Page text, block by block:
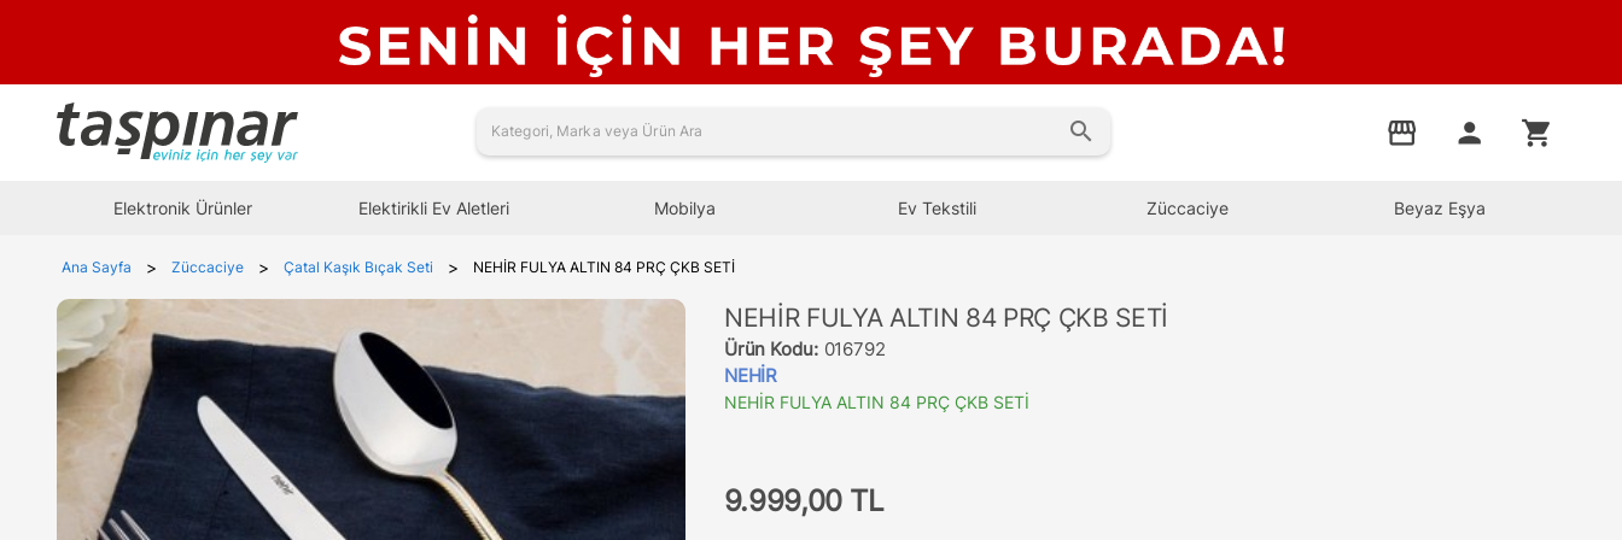
search storefront person shopping_cart
Elektronik Ürünler Elektirikli Ev Aletleri Mobilya Ev Tekstili Züccaciye Beyaz Eşya
Ana Sayfa > Züccaciye > Çatal Kaşık Bıçak Seti > NEHİR FULYA ALTIN 84 PRÇ ÇKB SETİ
NEHİR FULYA ALTIN 84 PRÇ ÇKB SETİ
Ürün Kodu: 016792
NEHİR
NEHİR FULYA ALTIN 84 PRÇ ÇKB SETİ
9.999,00 TL